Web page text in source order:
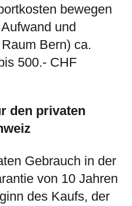
bewegen
und
Bern) ca.
500.- CHF
den privaten
Gebrauch in der
von 10 Jahren
des Kaufs, der